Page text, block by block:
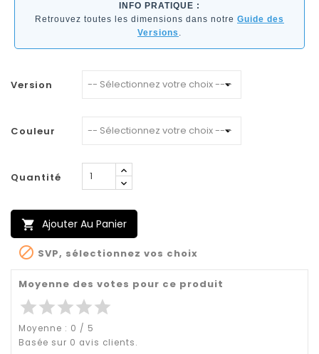
INFO PRATIQUE :
Retrouvez toutes les dimensions dans notre Guide des
Versions .
Version
Couleur
Quantité
 Ajouter Au Panier
 SVP, sélectionnez vos choix
Moyenne des votes pour ce produit
starstarstarstarstar
Moyenne : 0 / 5
Basée sur 0 avis clients.